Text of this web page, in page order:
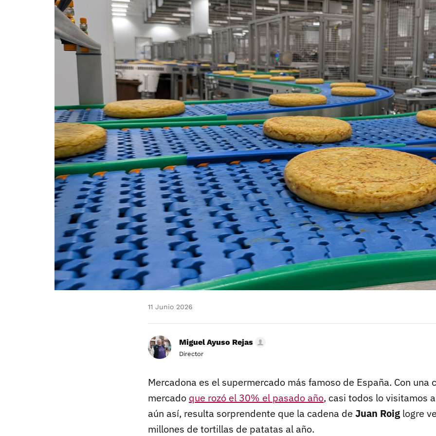
11 Junio 2026
Miguel Ayuso Rejas
Director
Mercadona es el supermercado más famoso de España. Con una
mercado que rozó el 30% el pasado año, casi todos lo visitamos
aún así, resulta sorprendente que la cadena de Juan Roig logre
millones de tortillas de patatas al año.